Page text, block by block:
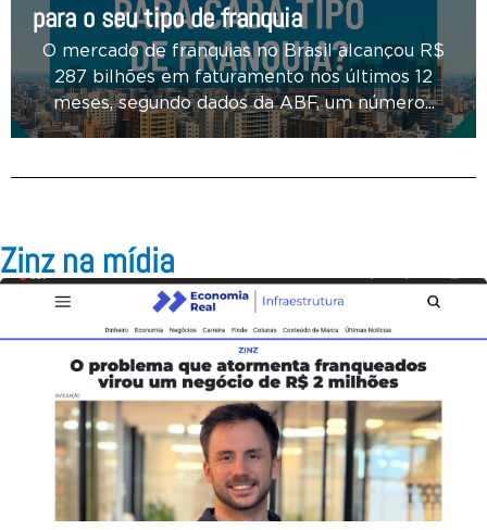
para o seu tipo de franquia
O mercado de franquias no Brasil alcançou R$
287 bilhões em faturamento nos últimos 12
meses, segundo dados da ABF, um número...
Zinz na mídia